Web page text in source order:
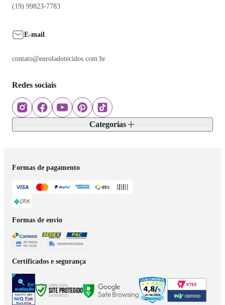
(19) 99823-7783
E-mail
contato@enroladotecidos.com.br
Redes sociais
Categorias
Formas de pagamento
Formas de envio
Certificados e segurança